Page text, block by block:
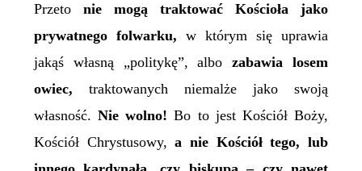
Przeto nie mogą traktować Kościoła jako
prywatnego folwarku, w którym się uprawia
jakąś własną „politykę”, albozabawia losem
owiec, traktowanych niemalże jako swoją
własność.Nie wolno! Bo to jest Kościół Boży,
Kościół Chrystusowy,a nie Kościół tego, lub